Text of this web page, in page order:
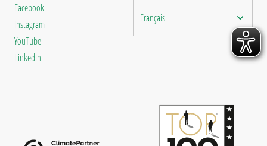
Facebook
Instagram
YouTube
LinkedIn
Français